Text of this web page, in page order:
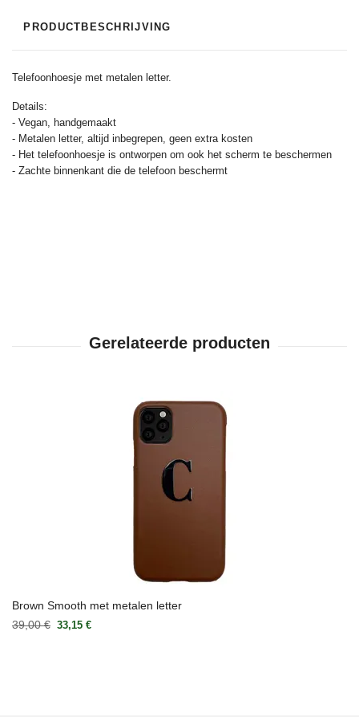
PRODUCTBESCHRIJVING
Telefoonhoesje met metalen letter.
Details:
- Vegan, handgemaakt
- Metalen letter, altijd inbegrepen, geen extra kosten
- Het telefoonhoesje is ontworpen om ook het scherm te beschermen
- Zachte binnenkant die de telefoon beschermt
Brown Smooth met metalen letter
39,00 € 33,15 €